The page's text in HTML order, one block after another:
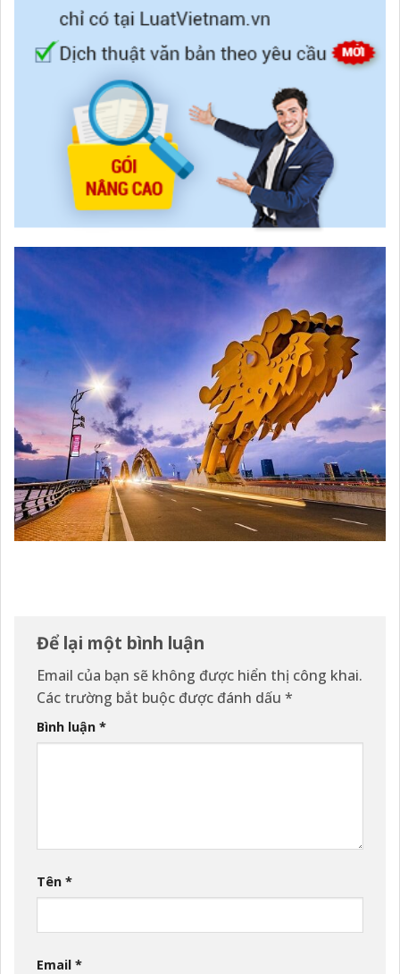
Để lại một bình luận
Email của bạn sẽ không được hiển thị công khai.
Các trường bắt buộc được đánh dấu *
Bình luận *
Tên *
Email *